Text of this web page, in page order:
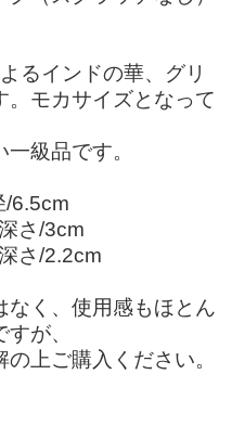
るインドの華、グリ
。モカサイズとなって
級品です。
/6.5cm
さ/3cm
さ/2.2cm
なく、使用感もほとん
が、
上ご購入ください。